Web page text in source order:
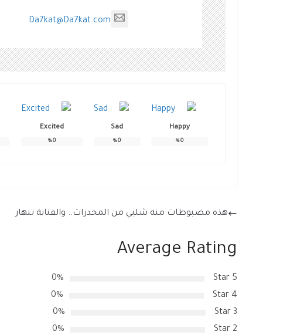
Da7kat@Da7kat.com
Happy
0
%
Sad
0
%
Excited
0
%
هذه مضبوطات منة شلبي من المخدرات.. والفنانة تنهار
Average Rating
5 Star
0%
4 Star
0%
3 Star
0%
2 Star
0%